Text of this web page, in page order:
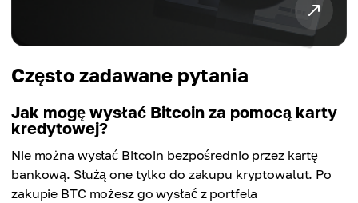
Często zadawane pytania
Jak mogę wysłać Bitcoin za pomocą karty
kredytowej?
Nie można wysłać Bitcoin bezpośrednio przez kartę
bankową. Służą one tylko do zakupu kryptowalut. Po
zakupie BTC możesz go wysłać z portfela